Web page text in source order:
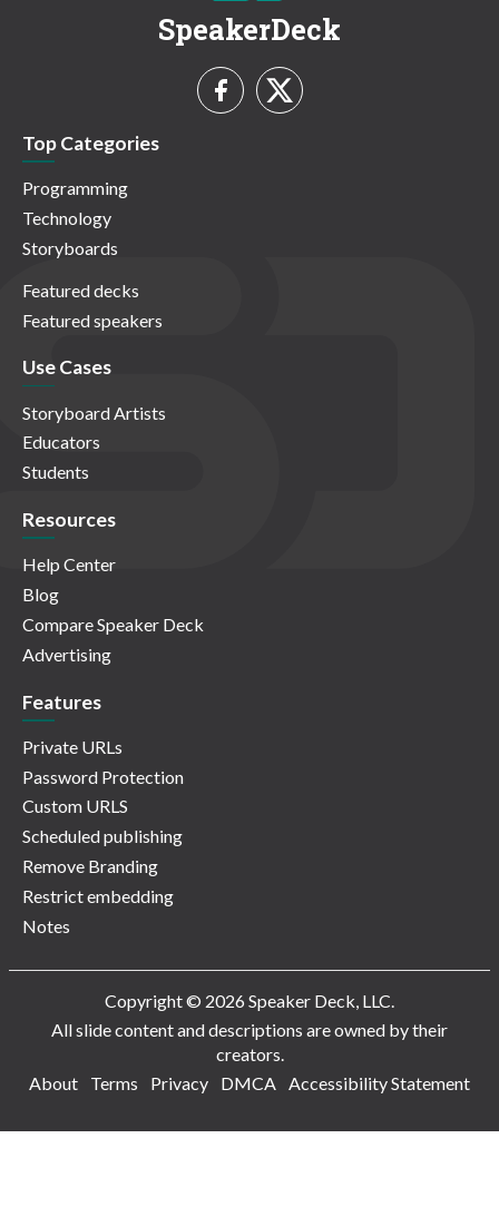
SpeakerDeck
Top Categories
Programming
Technology
Storyboards
Featured decks
Featured speakers
Use Cases
Storyboard Artists
Educators
Students
Resources
Help Center
Blog
Compare Speaker Deck
Advertising
Features
Private URLs
Password Protection
Custom URLS
Scheduled publishing
Remove Branding
Restrict embedding
Notes
Copyright © 2026 Speaker Deck, LLC.
All slide content and descriptions are owned by their
creators.
About
Terms Privacy DMCA Accessibility Statement